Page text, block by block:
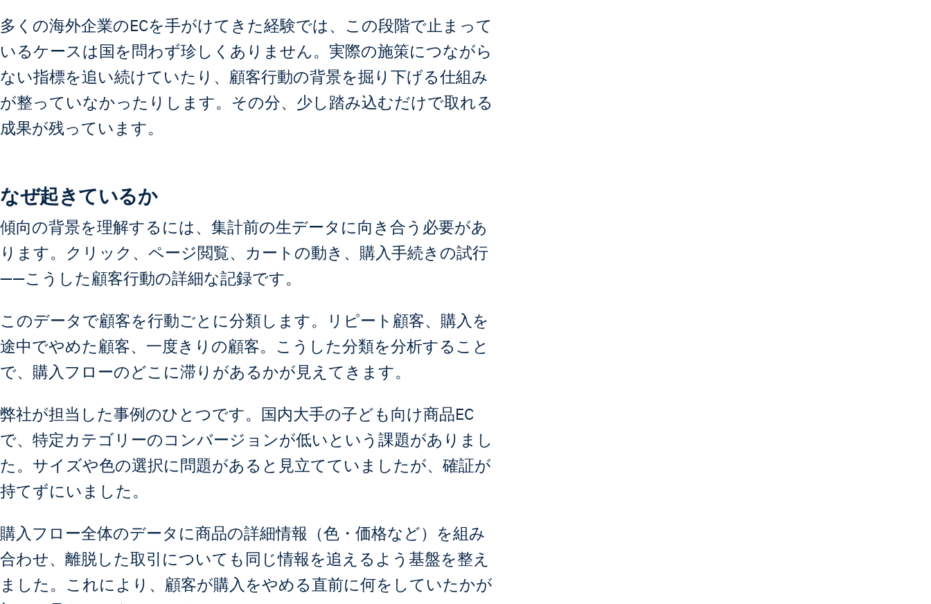
多くの海外企業のECを手がけてきた経験では、この段階で止まって
いるケースは国を問わず珍しくありません。実際の施策につながら
ない指標を追い続けていたり、顧客行動の背景を掘り下げる仕組み
が整っていなかったりします。その分、少し踏み込むだけで取れる
成果が残っています。
なぜ起きているか
傾向の背景を理解するには、集計前の生データに向き合う必要があ
ります。クリック、ページ閲覧、カートの動き、購入手続きの試行
——こうした顧客行動の詳細な記録です。
このデータで顧客を行動ごとに分類します。リピート顧客、購入を
途中でやめた顧客、一度きりの顧客。こうした分類を分析すること
で、購入フローのどこに滞りがあるかが見えてきます。
弊社が担当した事例のひとつです。国内大手の子ども向け商品EC
で、特定カテゴリーのコンバージョンが低いという課題がありまし
た。サイズや色の選択に問題があると見立てていましたが、確証が
持てずにいました。
購入フロー全体のデータに商品の詳細情報（色・価格など）を組み
合わせ、離脱した取引についても同じ情報を追えるよう基盤を整え
ました。これにより、顧客が購入をやめる直前に何をしていたかが